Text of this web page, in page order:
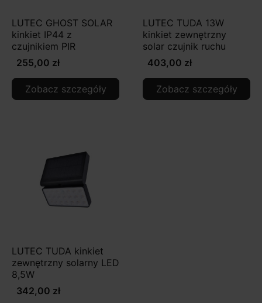
LUTEC GHOST SOLAR
kinkiet IP44 z
czujnikiem PIR
255,00 zł
Zobacz szczegóły
LUTEC TUDA 13W
kinkiet zewnętrzny
solar czujnik ruchu
403,00 zł
Zobacz szczegóły
LUTEC TUDA kinkiet
zewnętrzny solarny LED
8,5W
342,00 zł